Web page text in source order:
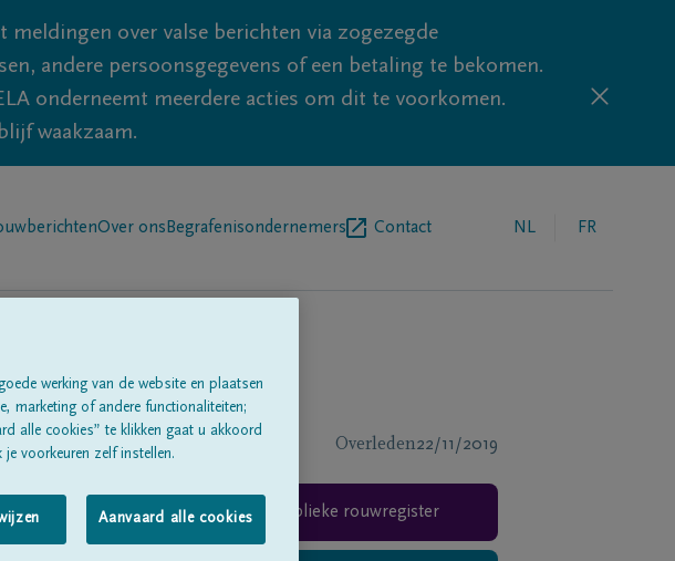
meldingen over valse berichten via zogezegde
andere persoonsgegevens of een betaling te bekomen.
onderneemt meerdere acties om dit te voorkomen.
waakzaam.
Over ons Begrafenisondernemers Contact NL FR
Overleden22/11/2019
Teken het publieke rouwregister
werking van de website en plaatsen
marketing of andere functionaliteiten;
alle cookies” te klikken gaat u akkoord
voorkeuren zelf instellen.
Aanvaard alle cookies